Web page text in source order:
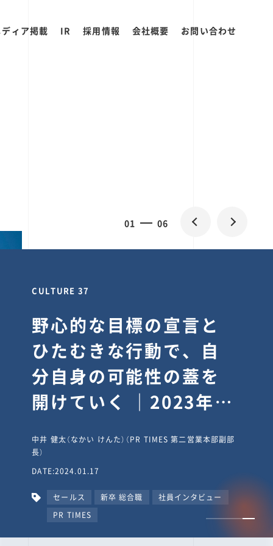
ィア掲載 IR 採用情報 会社概要 お問い合わせ
0 06
CULTURE 30
逆境では自分のスタン
スを変え“予想を裏切
り、期待を超える”【真
輔塾・前編】
山田真輔（やまだ しんすけ）（執行役員 兼 Jooto事業部
長）
DATE:2023.09.08
カルチャー CxO キャリア入社 Jooto